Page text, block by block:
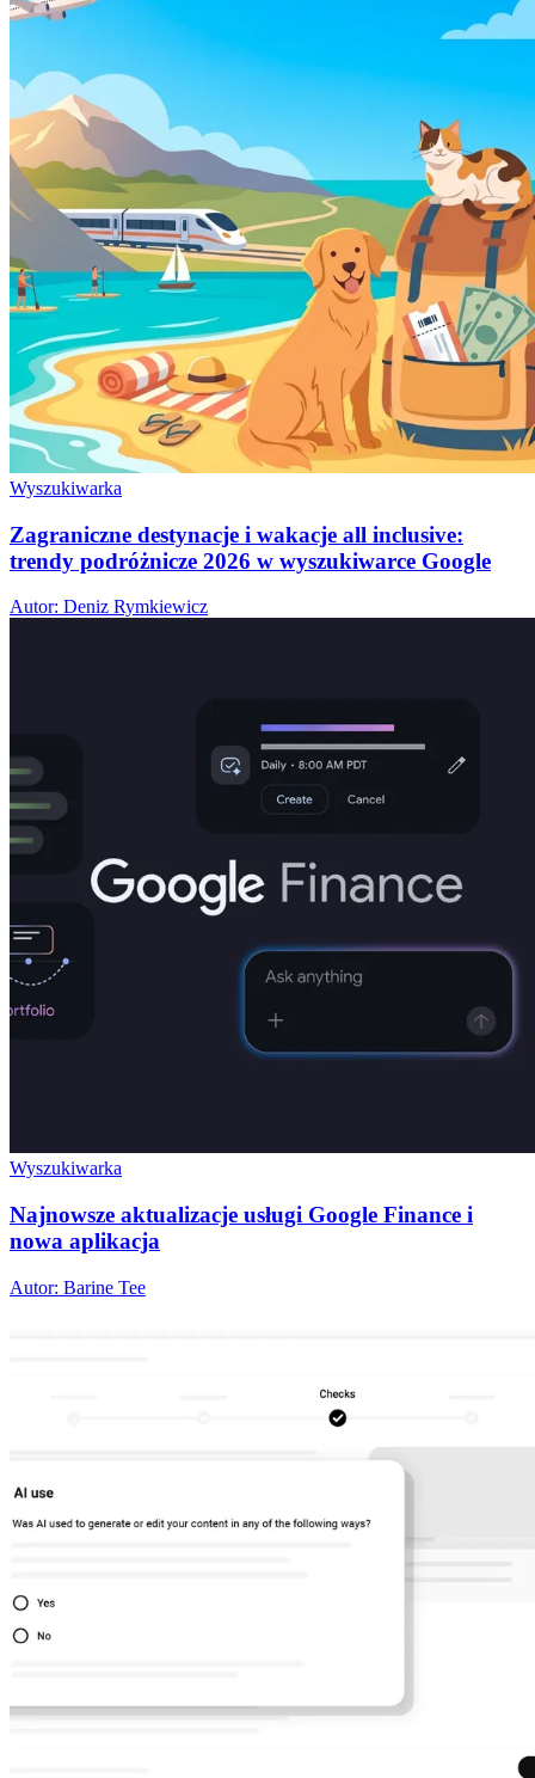
Wyszukiwarka
Zagraniczne destynacje i wakacje all inclusive:
trendy podróżnicze 2026 w wyszukiwarce Google
Autor: Deniz Rymkiewicz
Wyszukiwarka
Najnowsze aktualizacje usługi Google Finance i
nowa aplikacja
Autor: Barine Tee